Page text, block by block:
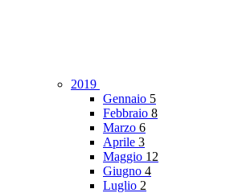
2019
Gennaio 5
Febbraio 8
Marzo 6
Aprile 3
Maggio 12
Giugno 4
Luglio 2